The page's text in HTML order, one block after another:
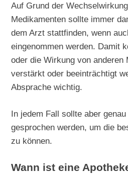
Auf Grund der
Medikamenten sollte immer
dem Arzt stattfinden, wenn
eingenommen werden. Damit
oder die Wirkung von anderen
verstärkt oder beeinträchtigt
Absprache wichtig.
In jedem Fall sollte aber
gesprochen werden, um die
zu können.
Wann ist eine